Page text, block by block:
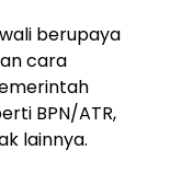
berupaya
cara
BPN/ATR,
lainnya.